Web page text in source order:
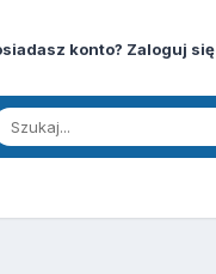
konto? Zaloguj się